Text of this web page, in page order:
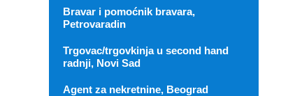
Bravar i pomoćnik bravara,
Petrovaradin
Trgovac/trgovkinja u second hand
radnji, Novi Sad
Agent za nekretnine, Beograd